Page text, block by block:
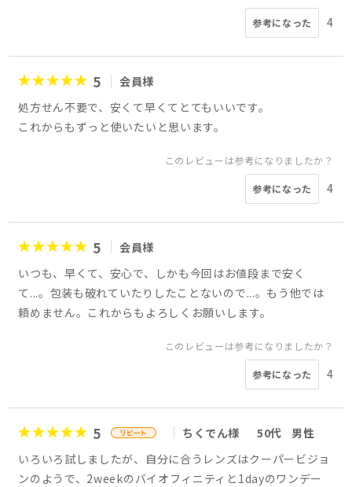
参考になった 4
5
会員様
処方せん不要で、安くて早くてとてもいいです。
これからもずっと使いたいと思います。
このレビューは参考になりましたか？
参考になった 4
5
会員様
いつも、早くて、安心で、しかも今回はお値段まで安く
て...。包装も破れていたりしたことないので...。もう他では
頼めません。これからもよろしくお願いします。
このレビューは参考になりましたか？
参考になった 4
5 ちくでん様 50代
男性
いろいろ試しましたが、自分に合うレンズはクーパービジョ
ンのようで、2weekのバイオフィニティと1dayのワンデー